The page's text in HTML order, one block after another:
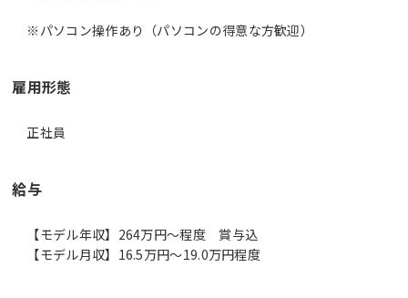
雇用形態
正社員
給与
【モデル年収】264万円〜程度 賞与込
【モデル月収】16.5万円〜19.0万円程度